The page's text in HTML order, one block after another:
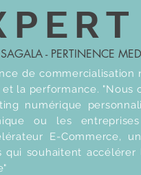
- PERTINENCE
de commercialisation
la performance. "Nous
numérique
ou les
E-Commerce,
souhaitent accélérer